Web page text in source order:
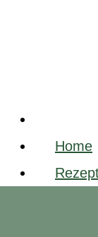
Home